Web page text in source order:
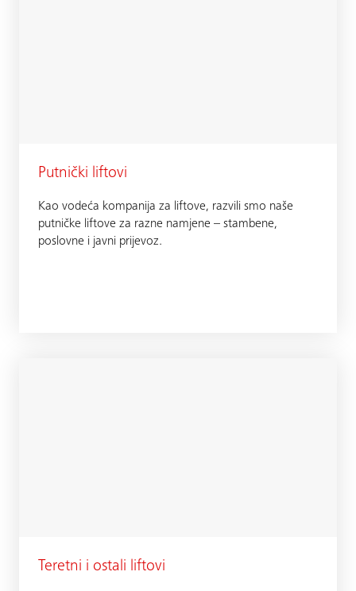
Putnički liftovi
Kao vodeća kompanija za liftove, razvili smo naše
putničke liftove za razne namjene – stambene,
poslovne i javni prijevoz.
Teretni i ostali liftovi